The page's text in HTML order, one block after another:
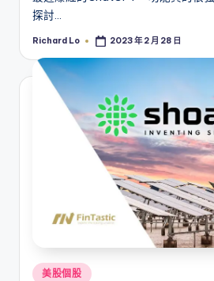
探討…
Posted
Richard Lo 2023 年 2 月 28 日
Posted
美股個股